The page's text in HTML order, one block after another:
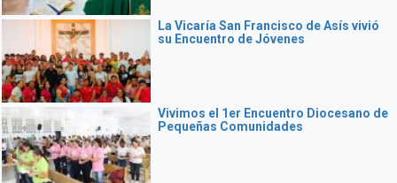
La Vicaría San Francisco de Asís vivió
su Encuentro de Jóvenes
Vivimos el 1er Encuentro Diocesano de
Pequeñas Comunidades